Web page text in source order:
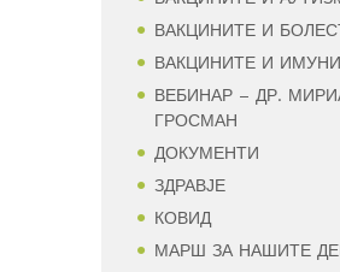
ВАКЦИНИТЕ И
ВАКЦИНИТЕ И
ВЕБИНАР – ДР.
ГРОСМАН
ДОКУМЕНТИ
ЗДРАВЈЕ
КОВИД
МАРШ ЗА НАШИТЕ